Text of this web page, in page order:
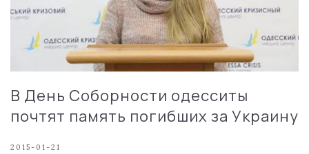
В День Соборности одесситы
почтят память погибших за Украину
2015-01-21